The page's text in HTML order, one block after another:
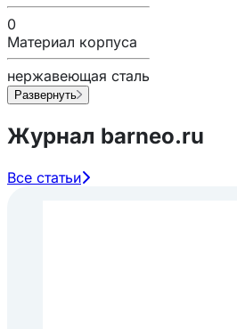
0
Материал корпуса
нержавеющая сталь
Развернуть
Журнал barneo.ru
Все статьи